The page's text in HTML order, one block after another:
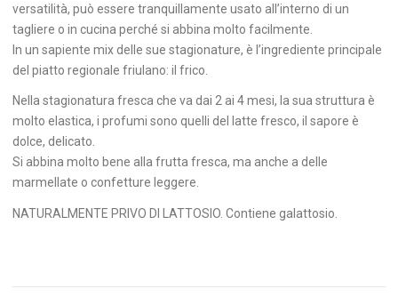
versatilità, può essere tranquillamente usato all’interno di un
tagliere o in cucina perché si abbina molto facilmente.
In un sapiente mix delle sue stagionature, è l’ingrediente principale
del piatto regionale friulano: il frico.
Nella stagionatura fresca che va dai 2 ai 4 mesi, la sua struttura è
molto elastica, i profumi sono quelli del latte fresco, il sapore è
dolce, delicato.
Si abbina molto bene alla frutta fresca, ma anche a delle
marmellate o confetture leggere.
NATURALMENTE PRIVO DI LATTOSIO. Contiene galattosio.